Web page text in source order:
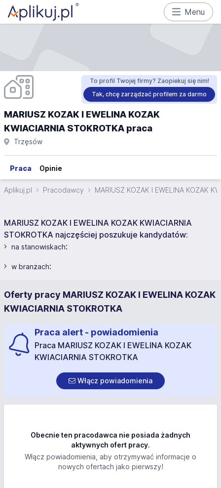
Menu
To profil Twojej firmy? Zaopiekuj się nim!
Tak, chcę zarządzać profilem za darmo
MARIUSZ KOZAK I EWELINA KOZAK
KWIACIARNIA STOKROTKA praca
Trzęsów
Praca Opinie
Aplikuj.pl Pracodawcy MARIUSZ KOZAK I EWELINA KOZAK
MARIUSZ KOZAK I EWELINA KOZAK KWIACIARNIA
STOKROTKA najczęściej poszukuje kandydatów:
na stanowiskach:
w branżach:
Oferty pracy MARIUSZ KOZAK I EWELINA KOZAK
KWIACIARNIA STOKROTKA
Praca alert - powiadomienia
Praca MARIUSZ KOZAK I EWELINA KOZAK
KWIACIARNIA STOKROTKA
Włącz powiadomienia
Obecnie ten pracodawca nie posiada żadnych
aktywnych ofert pracy.
Włącz powiadomienia, aby otrzymywać informacje o
nowych ofertach jako pierwszy!